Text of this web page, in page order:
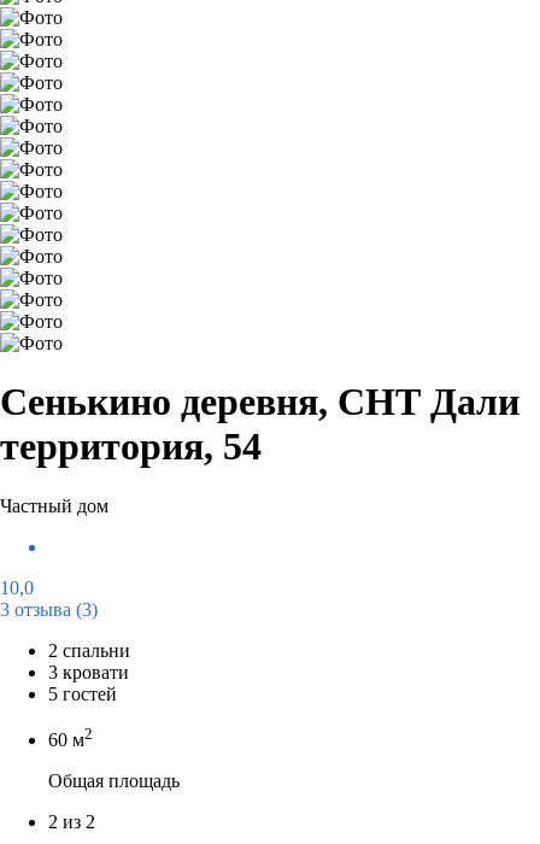
Сенькино деревня, СНТ Дали
территория, 54
Частный дом
10,0
3 отзыва (3)
2 спальни
3 кровати
5 гостей
60 м2
Общая площадь
2 из 2